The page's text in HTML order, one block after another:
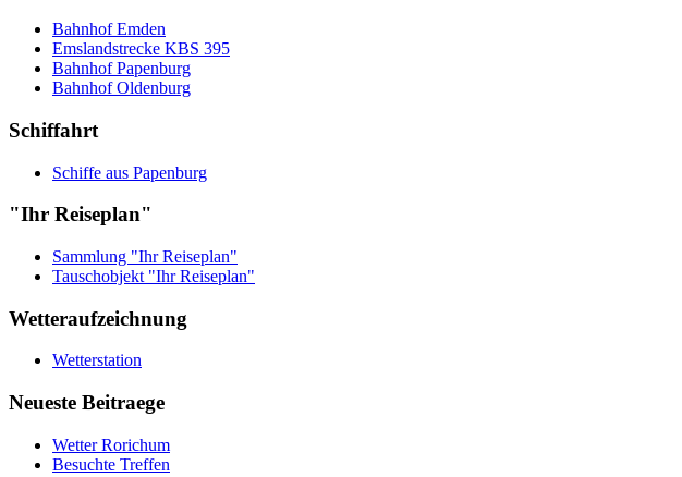
Bahnhof Emden
Emslandstrecke KBS 395
Bahnhof Papenburg
Bahnhof Oldenburg
Schiffahrt
Schiffe aus Papenburg
"Ihr Reiseplan"
Sammlung "Ihr Reiseplan"
Tauschobjekt "Ihr Reiseplan"
Wetteraufzeichnung
Wetterstation
Neueste Beitraege
Wetter Rorichum
Besuchte Treffen